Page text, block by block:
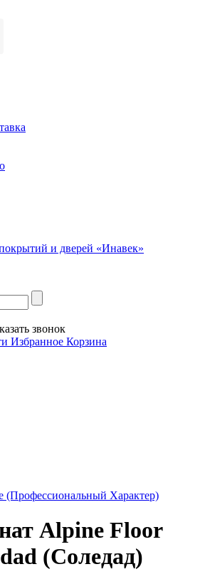
звонок
Избранное Корзина
(Профессиональный Характер)
Alpine Floor
(Соледад)